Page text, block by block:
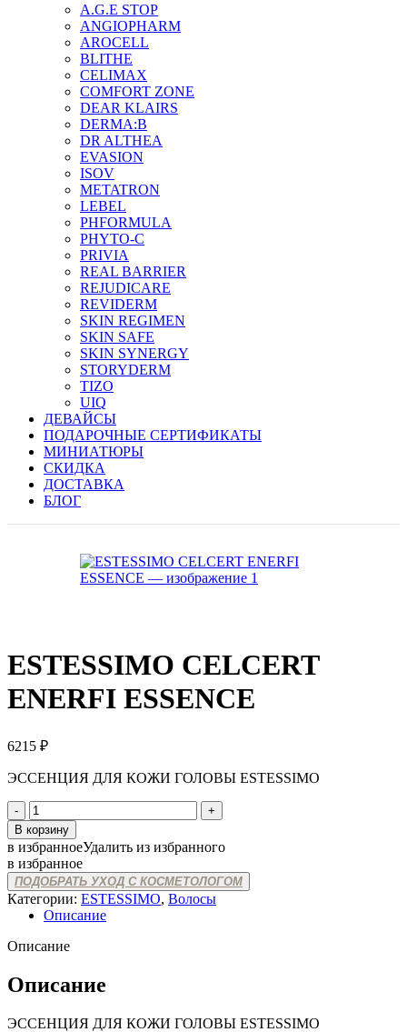
A.G.E STOP
ANGIOPHARM
AROCELL
BLITHE
CELIMAX
COMFORT ZONE
DEAR KLAIRS
DERMA:B
DR ALTHEA
EVASION
ISOV
METATRON
LEBEL
PHFORMULA
PHYTO-C
PRIVIA
REAL BARRIER
REJUDICARE
REVIDERM
SKIN REGIMEN
SKIN SAFE
SKIN SYNERGY
STORYDERM
TIZO
UIQ
ДЕВАЙСЫ
ПОДАРОЧНЫЕ СЕРТИФИКАТЫ
МИНИАТЮРЫ
СКИДКА
ДОСТАВКА
БЛОГ
ESTESSIMO CELCERT
ENERFI ESSENCE
6215 ₽
ЭССЕНЦИЯ ДЛЯ КОЖИ ГОЛОВЫ ESTESSIMO
Количество
товара
ESTESSIMO
CELCERT
ENERFI
ESSENCE
В корзину
в избранноеУдалить из избранного
в избранное
ПОДОБРАТЬ УХОД С КОСМЕТОЛОГОМ
Категории: ESTESSIMO, Волосы
Описание
Описание
Описание
ЭССЕНЦИЯ ДЛЯ КОЖИ ГОЛОВЫ ESTESSIMO